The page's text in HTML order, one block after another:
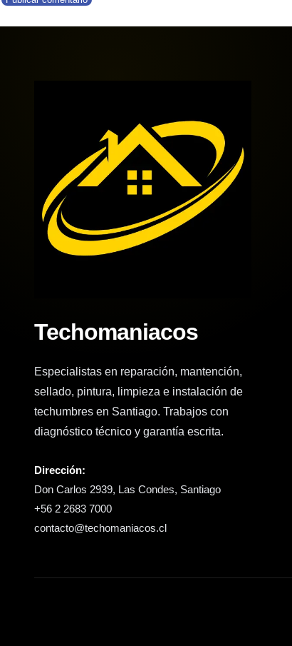
Techomaniacos
Especialistas en reparación, mantención,
sellado, pintura, limpieza e instalación de
techumbres en Santiago. Trabajos con
diagnóstico técnico y garantía escrita.
Dirección:
Don Carlos 2939, Las Condes, Santiago
+56 2 2683 7000
contacto@techomaniacos.cl